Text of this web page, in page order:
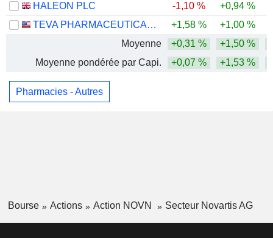
HALEON PLC
-1,10 % +0,94 %
TEVA PHARMACEUTICAL INDUSTRIES LIMITED
+1,58 % +1,00 %
Moyenne
+0,31 % +1,50 %
Moyenne pondérée par Capi.
+0,07 % +1,53 %
Pharmacies - Autres
Bourse Actions Action NOVN Secteur Novartis AG